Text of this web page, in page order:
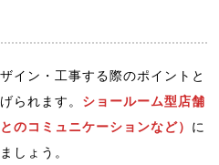
イン・工事する際のポイントと
られます。 ショールーム型店舗
のコミュニケーションなど） に
しょう。